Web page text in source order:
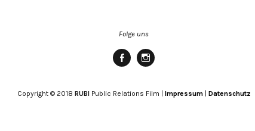
Folge uns
Copyright © 2018 RUBIPublic Relations Film | Impressum| Datenschutz